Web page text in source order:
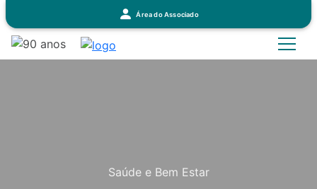
Área do Associado
Saúde e Bem Estar